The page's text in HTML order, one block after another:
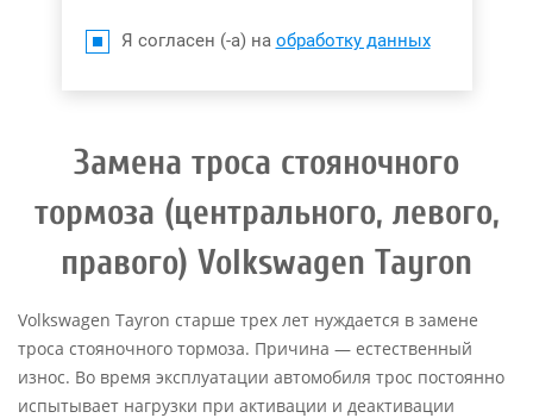
Я согласен (-а) на обработку данных
Замена троса стояночного
тормоза (центрального, левого,
правого) Volkswagen Tayron
Volkswagen Tayron старше трех лет нуждается в замене
троса стояночного тормоза. Причина — естественный
износ. Во время эксплуатации автомобиля трос постоянно
испытывает нагрузки при активации и деактивации